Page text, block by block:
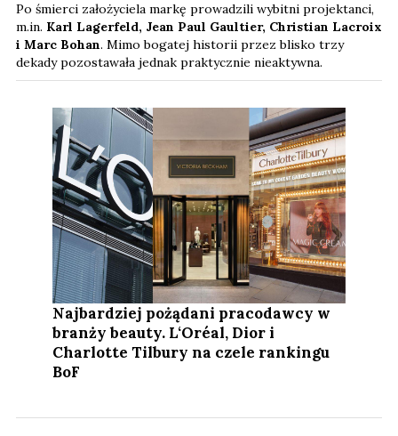
Po śmierci założyciela markę prowadzili wybitni projektanci,
m.in. Karl Lagerfeld, Jean Paul Gaultier, Christian Lacroix
i Marc Bohan. Mimo bogatej historii przez blisko trzy
dekady pozostawała jednak praktycznie nieaktywna.
Najbardziej pożądani pracodawcy w
branży beauty. L‘Oréal, Dior i
Charlotte Tilbury na czele rankingu
BoF